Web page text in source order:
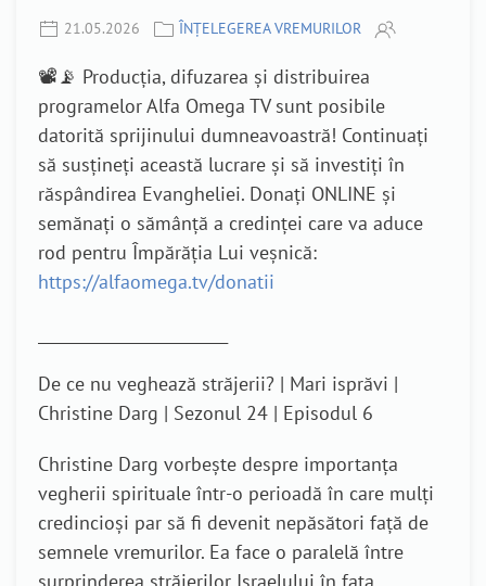
21.05.2026 ÎNȚELEGEREA VREMURILOR
📽️📡 Producția, difuzarea și distribuirea
programelor Alfa Omega TV sunt posibile
datorită sprijinului dumneavoastră! Continuați
să susțineți această lucrare și să investiți în
răspândirea Evangheliei. Donați ONLINE și
semănați o sămânță a credinței care va aduce
rod pentru Împărăția Lui veșnică:
https://alfaomega.tv/donatii
De ce nu veghează străjerii? | Mari isprăvi |
Christine Darg | Sezonul 24 | Episodul 6
Christine Darg vorbește despre importanța
vegherii spirituale într-o perioadă în care mulți
credincioși par să fi devenit nepăsători față de
semnele vremurilor. Ea face o paralelă între